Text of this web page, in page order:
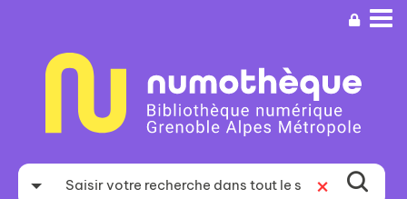
recherche